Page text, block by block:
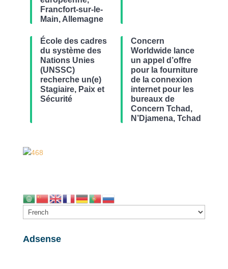
Francfort-sur-le-
Main, Allemagne
École des cadres
du système des
Nations Unies
(UNSSC)
recherche un(e)
Stagiaire, Paix et
Sécurité
Concern
Worldwide lance
un appel d’offre
pour la fourniture
de la connexion
internet pour les
bureaux de
Concern Tchad,
N’Djamena, Tchad
Adsense